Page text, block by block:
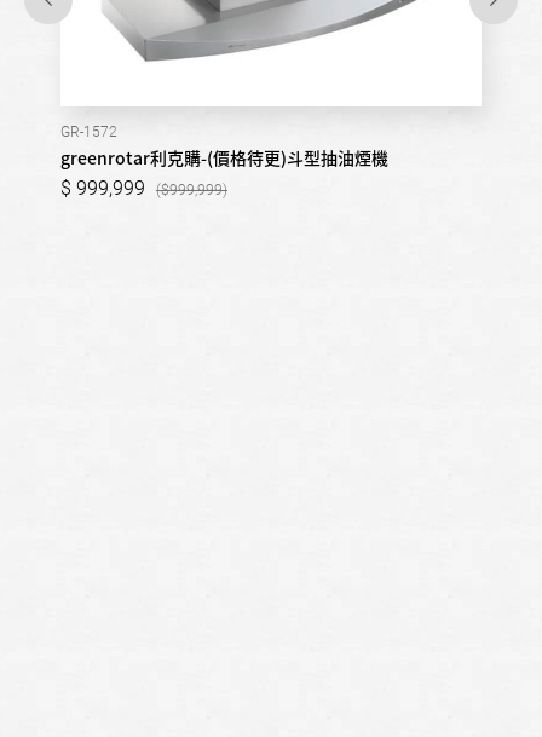
GR-1572
greenrotar利克購-(價格待更)斗型抽油煙機
999,999 999,999